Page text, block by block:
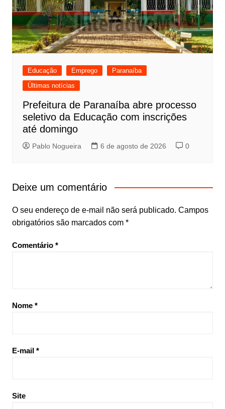
Educação Emprego
Paranaíba
Últimas notícias
Prefeitura de Paranaíba abre processo
seletivo da Educação com inscrições
até domingo
Pablo Nogueira 6 de agosto de 2026 0
Deixe um comentário
O seu endereço de e-mail não será publicado. Campos
obrigatórios são marcados com *
Comentário *
Nome *
E-mail *
Site